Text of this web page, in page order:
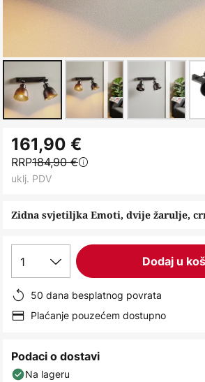
to
the
beginning
the
Zidna svjetiljka Emoti, dvije žarulje,
161,90 €
RRP184,90 €
uklj. PDV
1 Dodaj u
50 dana besplatnog povrata
Plaćanje pouzećem dostupno
Podaci o dostavi
Na lageru